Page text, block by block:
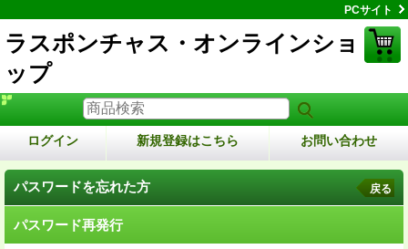
PCサイト
ラスポンチャス・オンラインショ
ップ
ログイン 新規登録はこちら お問い合わせ
パスワードを忘れた方 戻る
パスワード再発行